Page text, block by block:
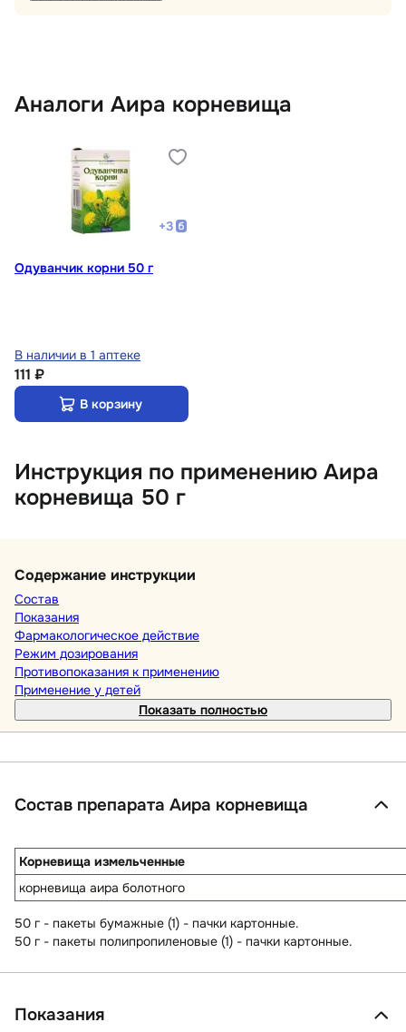
Аналоги Аира корневища
+3
Одуванчик корни 50 г
В наличии в 1 аптеке
111 ₽
В корзину
Инструкция по применению Аира
корневища 50 г
Содержание инструкции
Состав
Показания
Фармакологическое действие
Режим дозирования
Противопоказания к применению
Применение у детей
Показать полностью
Состав препарата Аира корневища
Корневища измельченные
корневища аира болотного
50 г - пакеты бумажные (1) - пачки картонные.
50 г - пакеты полипропиленовые (1) - пачки картонные.
Показания